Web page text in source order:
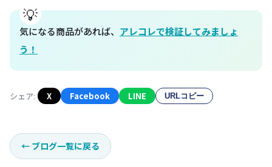
気になる商品があれば、 アレコレで検証してみましょ
う！
シェア: X Facebook LINE URLコピー
← ブログ一覧に戻る